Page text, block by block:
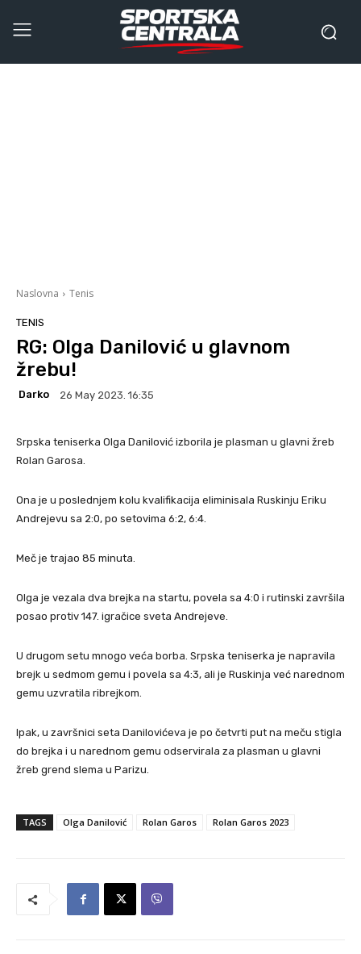
Naslovna Tenis
TENIS
RG: Olga Danilović u glavnom
žrebu!
Darko 26 May 2023. 16:35
Srpska teniserka Olga Danilović izborila je plasman u glavni žreb
Rolan Garosa.
Ona je u poslednjem kolu kvalifikacija eliminisala Ruskinju Eriku
Andrejevu sa 2:0, po setovima 6:2, 6:4.
Meč je trajao 85 minuta.
Olga je vezala dva brejka na startu, povela sa 4:0 i rutinski završila
posao protiv 147. igračice sveta Andrejeve.
U drugom setu mnogo veća borba. Srpska teniserka je napravila
brejk u sedmom gemu i povela sa 4:3, ali je Ruskinja već narednom
gemu uzvratila ribrejkom.
Ipak, u završnici seta Danilovićeva je po četvrti put na meču stigla
do brejka i u narednom gemu odservirala za plasman u glavni
žreb grend slema u Parizu.
TAGS Olga Danilović Rolan Garos Rolan Garos 2023